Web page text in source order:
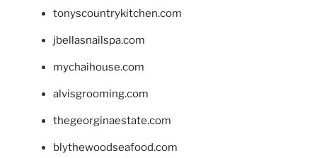
tonyscountrykitchen.com
jbellasnailspa.com
mychaihouse.com
alvisgrooming.com
thegeorginaestate.com
blythewoodseafood.com